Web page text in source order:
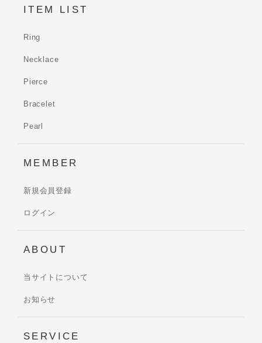
ITEM LIST
Ring
Necklace
Pierce
Bracelet
Pearl
MEMBER
新規会員登録
ログイン
ABOUT
当サイトについて
お知らせ
SERVICE